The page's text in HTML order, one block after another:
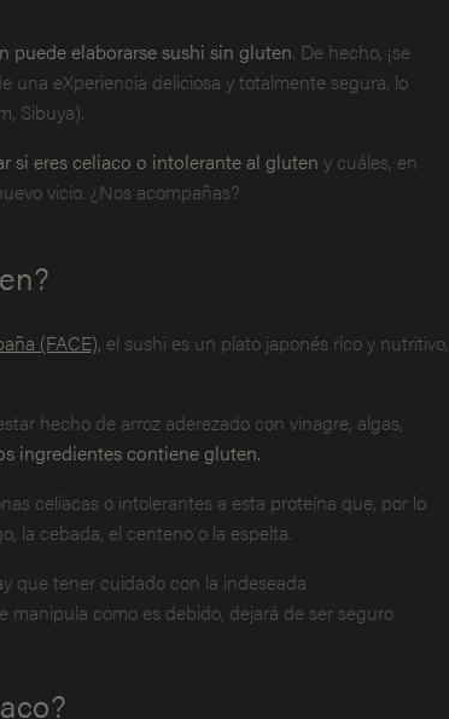
puede elaborarse sushi sin gluten. De hecho, ¡se
una eXperiencia deliciosa y totalmente segura, lo
Sibuya).
si eres celiaco o intolerante al gluten y cuáles, en
vicio. ¿Nos acompañas?
(FACE), el sushi es un plato japonés rico y nutritivo,
hecho de arroz aderezado con vinagre, algas,
ingredientes contiene gluten.
celiacas o intolerantes a esta proteína que, por lo
la cebada, el centeno o la espelta.
que tener cuidado con la indeseada
manipula como es debido, dejará de ser seguro